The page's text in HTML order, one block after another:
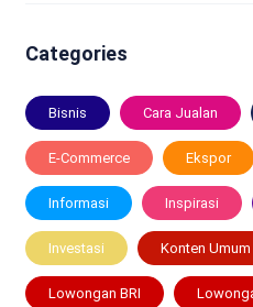
Categories
Bisnis Cara Jualan
E-Commerce Ekspor
Informasi Inspirasi
Investasi Konten Umum
Lowongan BRI